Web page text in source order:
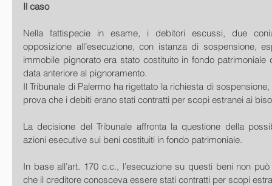
Il caso
Nella fattispecie in esame, i debitori escussi, due
opposizione all’esecuzione, con istanza di sospensione,
immobile pignorato era stato costituito in fondo
data anteriore al pignoramento.
Il Tribunale di Palermo ha rigettato la richiesta di
prova che i debiti erano stati contratti per scopi estranei ai
La decisione del Tribunale affronta la questione della
azioni esecutive sui beni costituiti in fondo patrimoniale.
In base all’art. 170 c.c., l’esecuzione su questi beni non
che il creditore conosceva essere stati contratti per scopi